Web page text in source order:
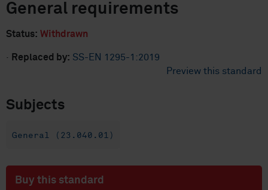
General requirements
Status: Withdrawn
· Replaced by: SS-EN 1295-1:2019
Preview this standard
Subjects
General (23.040.01)
Buy this standard